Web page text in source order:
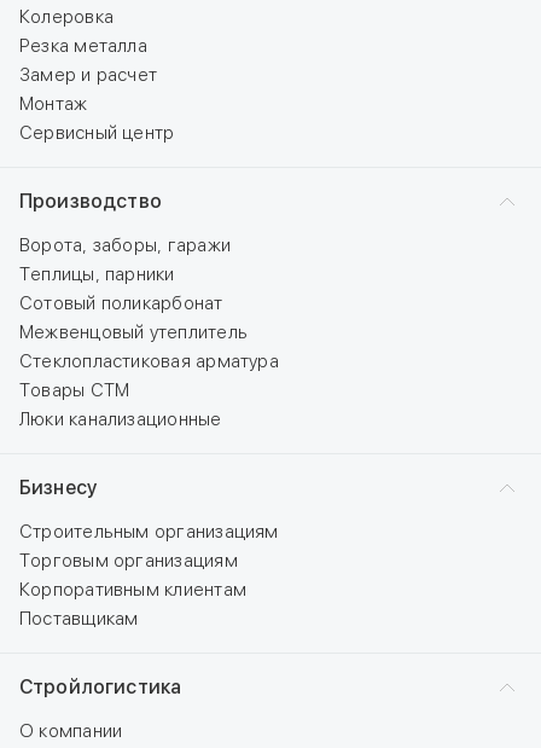
Колеровка
Резка металла
Замер и расчет
Монтаж
Сервисный центр
Производство
Ворота, заборы, гаражи
Теплицы, парники
Сотовый поликарбонат
Межвенцовый утеплитель
Стеклопластиковая арматура
Товары СТМ
Люки канализационные
Бизнесу
Строительным организациям
Торговым организациям
Корпоративным клиентам
Поставщикам
Стройлогистика
О компании